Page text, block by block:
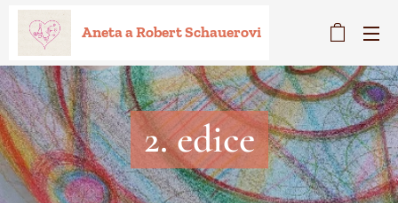
Aneta a Robert Schauerovi
2. edice